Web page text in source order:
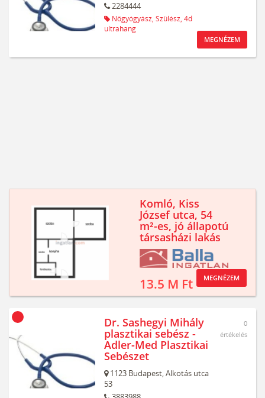
2284444
Nőgyógyász, Szülész, 4d
ultrahang
MEGNÉZEM
Komló, Kiss
József utca, 54
m²-es, jó állapotú
társasházi lakás
13.5 M Ft MEGNÉZEM
Dr. Sashegyi Mihály
plasztikai sebész -
Adler-Med Plasztikai
Sebészet
1123 Budapest,Alkotás utca
53
0
értékelés